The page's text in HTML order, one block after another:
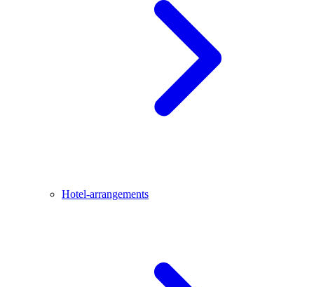
Hotel-arrangements